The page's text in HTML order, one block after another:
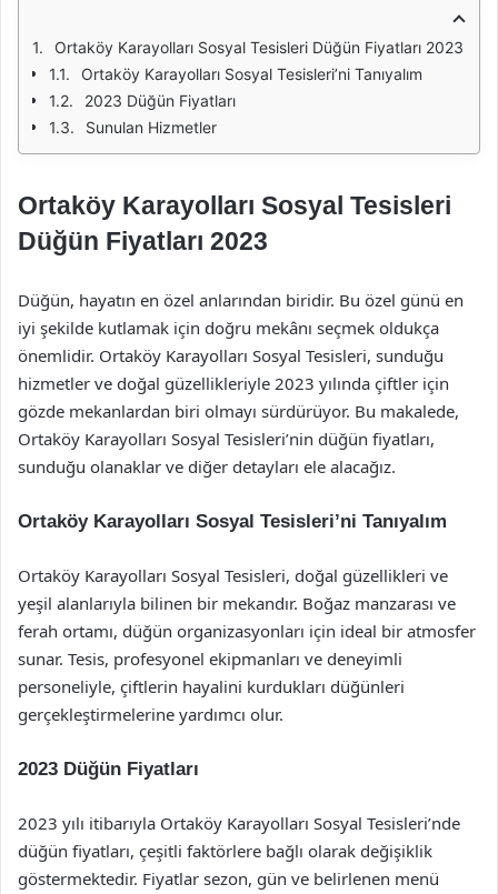
Ortaköy Karayolları Sosyal Tesisleri Düğün Fiyatları 2023
Ortaköy Karayolları Sosyal Tesisleri’ni Tanıyalım
2023 Düğün Fiyatları
Sunulan Hizmetler
Ortaköy Karayolları Sosyal Tesisleri
Düğün Fiyatları 2023
Düğün, hayatın en özel anlarından biridir. Bu özel günü en
iyi şekilde kutlamak için doğru mekânı seçmek oldukça
önemlidir. Ortaköy Karayolları Sosyal Tesisleri, sunduğu
hizmetler ve doğal güzellikleriyle 2023 yılında çiftler için
gözde mekanlardan biri olmayı sürdürüyor. Bu makalede,
Ortaköy Karayolları Sosyal Tesisleri’nin düğün fiyatları,
sunduğu olanaklar ve diğer detayları ele alacağız.
Ortaköy Karayolları Sosyal Tesisleri’ni Tanıyalım
Ortaköy Karayolları Sosyal Tesisleri, doğal güzellikleri ve
yeşil alanlarıyla bilinen bir mekandır. Boğaz manzarası ve
ferah ortamı, düğün organizasyonları için ideal bir atmosfer
sunar. Tesis, profesyonel ekipmanları ve deneyimli
personeliyle, çiftlerin hayalini kurdukları düğünleri
gerçekleştirmelerine yardımcı olur.
2023 Düğün Fiyatları
2023 yılı itibarıyla Ortaköy Karayolları Sosyal Tesisleri’nde
düğün fiyatları, çeşitli faktörlere bağlı olarak değişiklik
göstermektedir. Fiyatlar sezon, gün ve belirlenen menü